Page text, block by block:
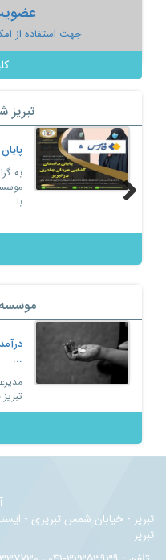
جهت استفاده از
تبریز
به
با ...
موسسه
...
تبريز - خيابان شمس تبريزي -
تبريز